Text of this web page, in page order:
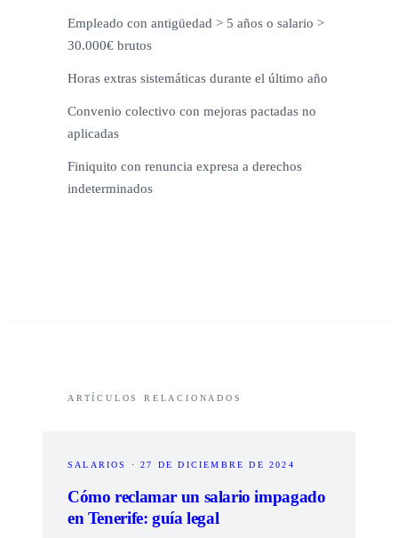
Empleado con antigüedad > 5 años o salario >
30.000€ brutos
Horas extras sistemáticas durante el último año
Convenio colectivo con mejoras pactadas no
aplicadas
Finiquito con renuncia expresa a derechos
indeterminados
ARTÍCULOS RELACIONADOS
SALARIOS ·27 DE DICIEMBRE DE 2024
Cómo reclamar un salario impagado
en Tenerife: guía legal